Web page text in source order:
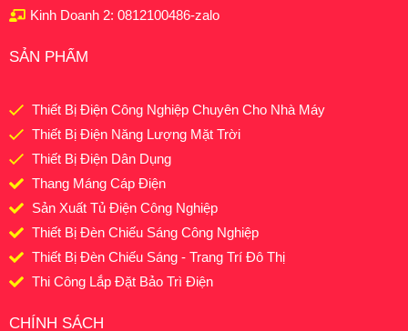
Kinh Doanh 2: 0812100486-zalo
SẢN PHẨM
Thiết Bị Điện Công Nghiệp Chuyên Cho Nhà Máy
Thiết Bị Điện Năng Lượng Mặt Trời
Thiết Bị Điện Dân Dụng
Thang Máng Cáp Điện
Sản Xuất Tủ Điện Công Nghiệp
Thiết Bị Đèn Chiếu Sáng Công Nghiệp
Thiết Bị Đèn Chiếu Sáng - Trang Trí Đô Thị
Thi Công Lắp Đặt Bảo Trì Điện
CHÍNH SÁCH